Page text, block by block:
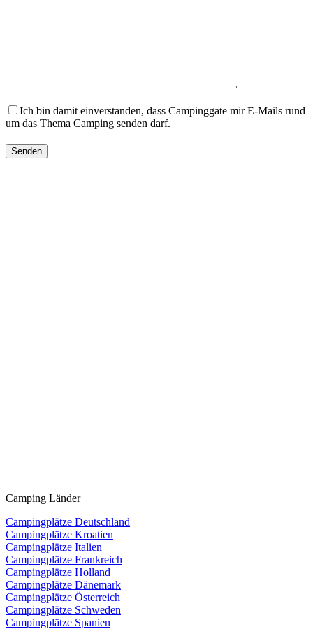
Ich bin damit einverstanden, dass Campinggate mir E-Mails rund
um das Thema Camping senden darf.
Camping Länder
Campingplätze Deutschland
Campingplätze Kroatien
Campingplätze Italien
Campingplätze Frankreich
Campingplätze Holland
Campingplätze Dänemark
Campingplätze Österreich
Campingplätze Schweden
Campingplätze Spanien